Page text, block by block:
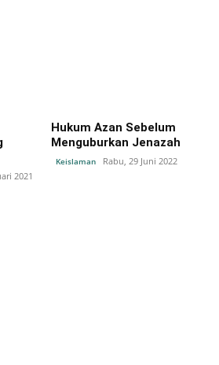
2021
Hukum Azan Sebelum
Menguburkan Jenazah
Keislaman Rabu, 29 Juni 2022